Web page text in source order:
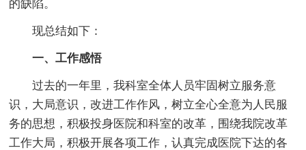
的缺陷。
现总结如下：
一、工作感悟
过去的一年里，我科室全体人员牢固树立服务意
识，大局意识，改进工作作风，树立全心全意为人民服
务的思想，积极投身医院和科室的改革，围绕我院改革
工作大局，积极开展各项工作，认真完成医院下达的各